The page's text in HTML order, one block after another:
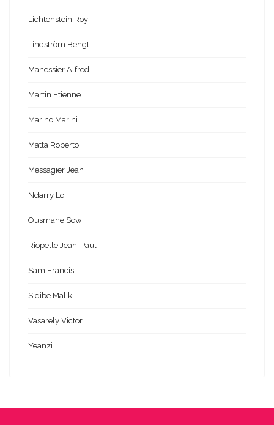
Lichtenstein Roy
Lindström Bengt
Manessier Alfred
Martin Etienne
Marino Marini
Matta Roberto
Messagier Jean
Ndarry Lo
Ousmane Sow
Riopelle Jean-Paul
Sam Francis
Sidibe Malik
Vasarely Victor
Yeanzi